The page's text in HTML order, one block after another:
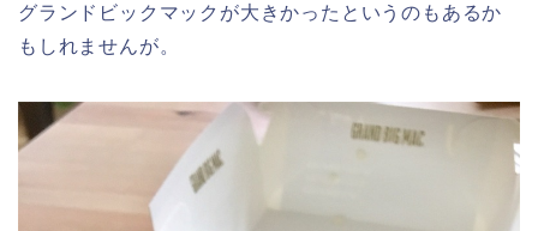
グランドビックマックが大きかったというのもあるか
もしれませんが。